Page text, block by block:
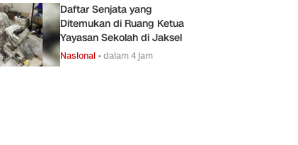
Daftar Senjata yang
Ditemukan di Ruang Ketua
Yayasan Sekolah di Jaksel
Nasional •dalam 4 jam